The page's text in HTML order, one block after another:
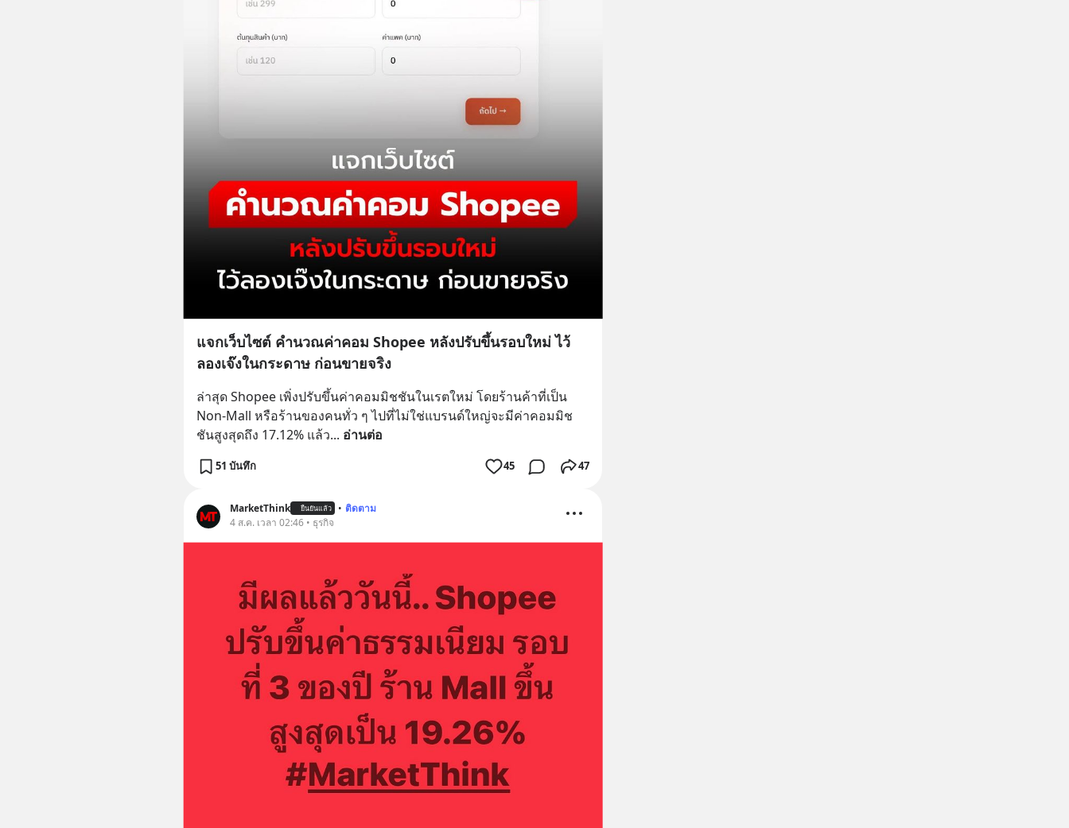
แจกเว็บไซต์ คำนวณค่าคอม Shopee หลังปรับขึ้นรอบใหม่ ไว้
ลองเจ๊งในกระดาษ ก่อนขายจริง
ล่าสุด Shopee เพิ่งปรับขึ้นค่าคอมมิชชันในเรตใหม่ โดยร้านค้าที่เป็น
Non-Mall หรือร้านของคนทั่ว ๆ ไปที่ไม่ใช่แบรนด์ใหญ่จะมีค่าคอมมิช
ชันสูงสุดถึง 17.12% แล้ว... อ่านต่อ
51 บันทึก 45 47
MarketThink ยืนยันแล้ว • ติดตาม
4 ส.ค. เวลา 02:46 • ธุรกิจ